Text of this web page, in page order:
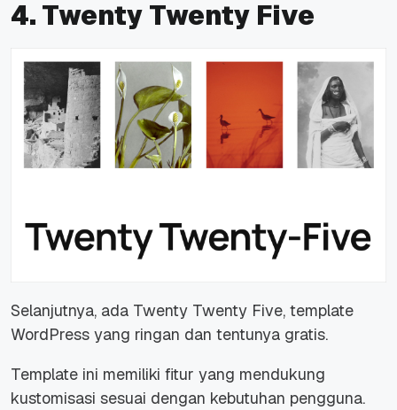
4. Twenty Twenty Five
Selanjutnya, ada Twenty Twenty Five, template
WordPress yang ringan dan tentunya gratis.
Template ini memiliki fitur yang mendukung
kustomisasi sesuai dengan kebutuhan pengguna.